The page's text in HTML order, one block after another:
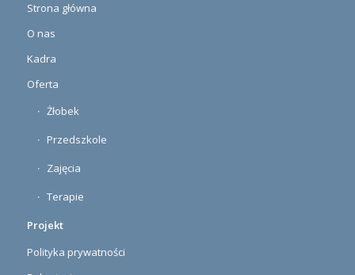
Strona główna
O nas
Kadra
Oferta
Żłobek
Przedszkole
Zajęcia
Terapie
Projekt
Polityka prywatności